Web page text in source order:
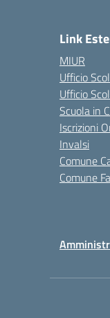
Link
MIUR
Ufficio
Ufficio
Scuola in
Iscrizioni
Invalsi
Comune
Comune